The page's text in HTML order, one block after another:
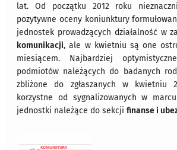
lat. Od początku 2012 roku
pozytywne oceny koniunktury
jednostek prowadzących działalność w
komunikacji, ale w kwietniu są one
miesiącem. Najbardziej
podmiotów należących do badanych
zbliżone do zgłaszanych w kwietniu
korzystne od sygnalizowanych w
jednostki należące do sekcjifinanse i